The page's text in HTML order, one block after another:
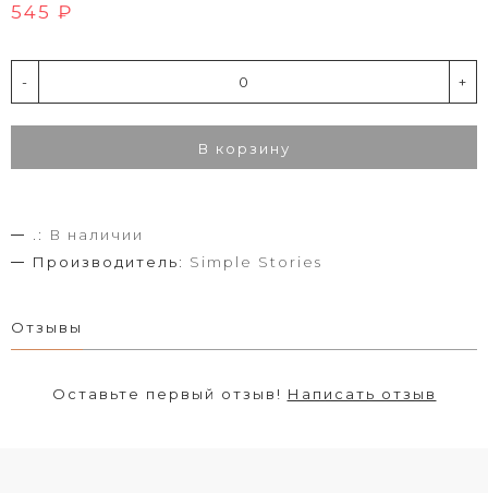
545 ₽
- +
В корзину
.:
В наличии
Производитель: Simple Stories
Отзывы
Оставьте первый отзыв! Написать отзыв